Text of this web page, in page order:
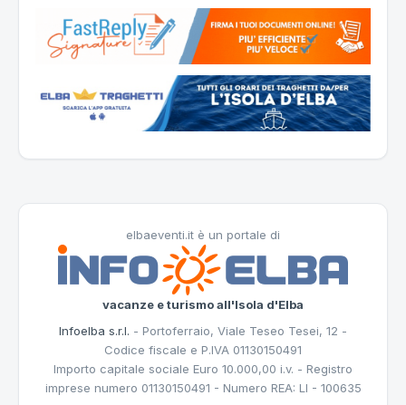
elbaeventi.it è un portale di
vacanze e turismo all'Isola d'Elba
Infoelba s.r.l. - Portoferraio, Viale Teseo Tesei, 12 -
Codice fiscale e P.IVA 01130150491
Importo capitale sociale Euro 10.000,00 i.v. - Registro
imprese numero 01130150491 - Numero REA: LI - 100635